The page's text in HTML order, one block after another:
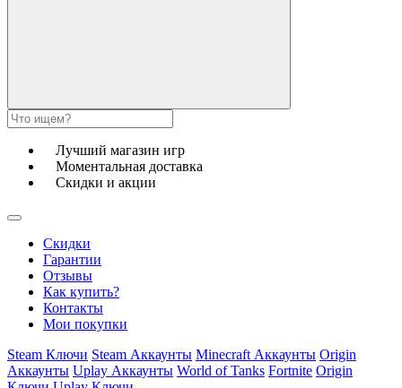
Лучший магазин игр
Моментальная доставка
Скидки и акции
Скидки
Гарантии
Отзывы
Как купить?
Контакты
Мои покупки
Steam Ключи Steam Аккаунты Minecraft Аккаунты Origin
Аккаунты Uplay Аккаунты World of Tanks Fortnite Origin